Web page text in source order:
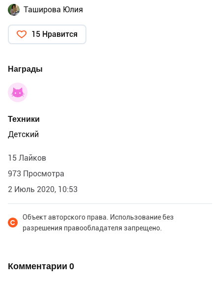
Таширова Юлия
15 Нравится
Награды
Техники
Детский
15 Лайков
973 Просмотра
2 Июль 2020, 10:53
Объект авторского права. Использование без
разрешения правообладателя запрещено.
Комментарии 0